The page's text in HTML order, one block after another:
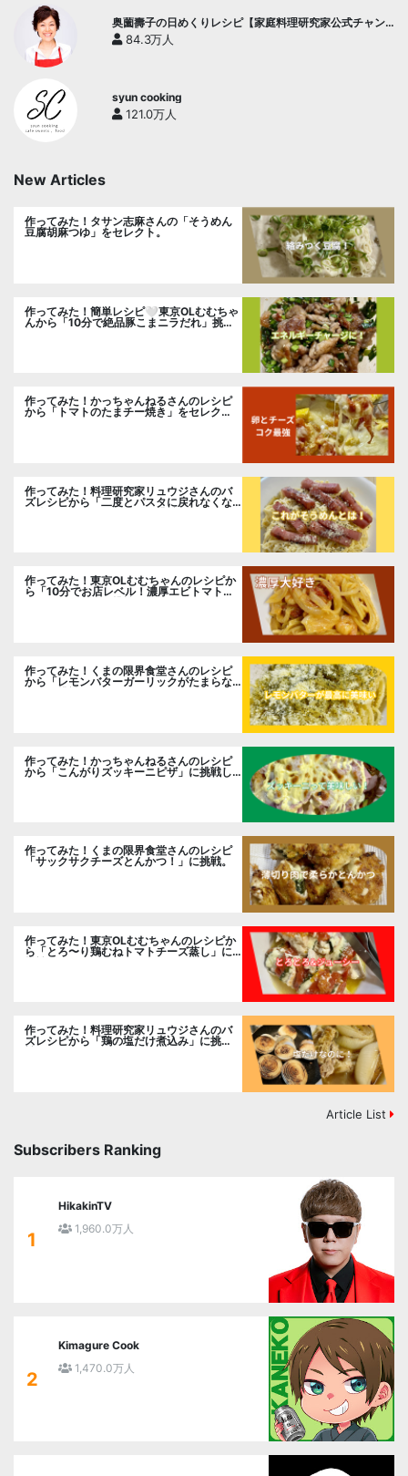
奥薗壽子の日めくりレシピ【家庭料理研究家公式チャン
ネル】
84.3万人
syun cooking
121.0万人
New Articles
作ってみた！タサン志麻さんの「そうめん
豆腐胡麻つゆ」をセレクト。
作ってみた！簡単レシピ🤍東京OLむむちゃ
んから「10分で絶品豚こまニラだれ」挑
戦。
作ってみた！かっちゃんねるさんのレシピ
から「トマトのたまチー焼き」をセレク
作ってみた！料理研究家リュウジさんのバ
ズレシピから「二度とパスタに戻れなくな
る冷やしカルボナーラ」に挑戦。
作ってみた！東京OLむむちゃんのレシピか
ら「10分でお店レベル！濃厚エビトマトク
作ってみた！くまの限界食堂さんのレシピ
から「レモンバターガーリックがたまらな
作ってみた！かっちゃんねるさんのレシピ
から「こんがりズッキーニピザ」に挑戦し
ました。
作ってみた！くまの限界食堂さんのレシピ
「サックサクチーズとんかつ！」に挑戦。
作ってみた！東京OLむむちゃんのレシピか
ら「とろ〜り鶏むねトマトチーズ蒸し」に
挑戦
作ってみた！料理研究家リュウジさんのバ
ズレシピから「鶏の塩だけ煮込み」に挑
Article List
Subscribers Ranking
1
HikakinTV
1,960.0万人
2
Kimagure Cook
1,470.0万人